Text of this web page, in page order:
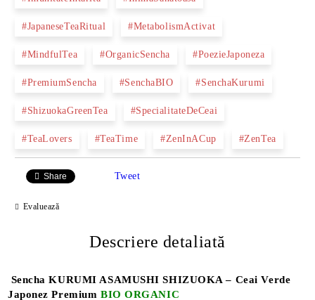
#JapaneseTeaRitual #MetabolismActivat
#MindfulTea #OrganicSencha #PoezieJaponeza
#PremiumSencha #SenchaBIO #SenchaKurumi
#ShizuokaGreenTea #SpecialitateDeCeai
#TeaLovers #TeaTime #ZenInACup #ZenTea
Share Tweet
Evaluează
Descriere detaliată
Sencha KURUMI ASAMUSHI SHIZUOKA – Ceai Verde
Japonez Premium BIO ORGANIC